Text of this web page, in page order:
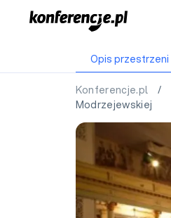
Opis przestrzeni
Konferencje.pl /
Modrzejewskiej